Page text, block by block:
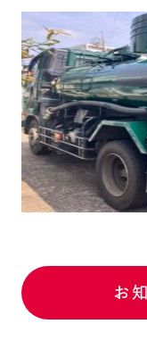
お